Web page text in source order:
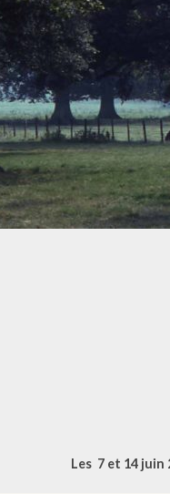
Les 7 et 14 juin